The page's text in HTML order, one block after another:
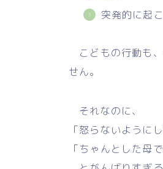
突発的に起
こどもの行動も
せん。
それなのに、
「怒らないように
「ちゃんとした母